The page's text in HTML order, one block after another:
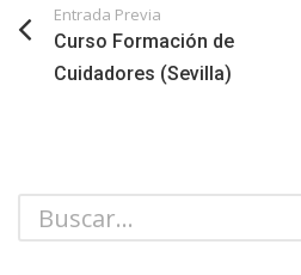
Entrada Previa
Curso Formación de
Cuidadores (Sevilla)